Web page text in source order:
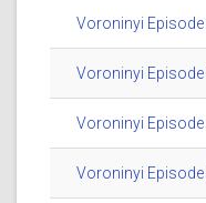
Voroninyi
Voroninyi
Voroninyi
Voroninyi